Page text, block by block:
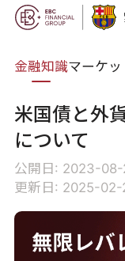
金融知識マーケッ
米国債と外
について
公開日: 2023-
更新日: 2025-02-